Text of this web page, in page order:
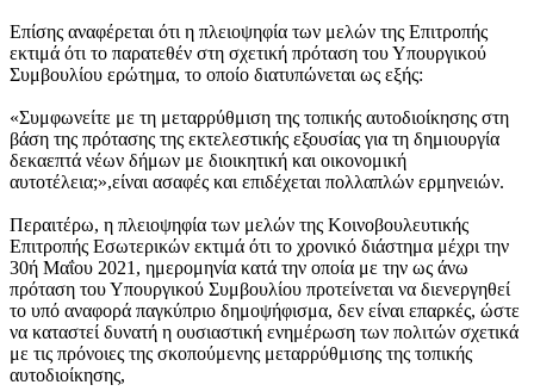
Επίσης αναφέρεται ότι η πλειοψηφία των μελών της Επιτροπής
εκτιμά ότι το παρατεθέν στη σχετική πρόταση του Υπουργικού
Συμβουλίου ερώτημα, το οποίο διατυπώνεται ως εξής:
«Συμφωνείτε με τη μεταρρύθμιση της τοπικής αυτοδιοίκησης στη
βάση της πρότασης της εκτελεστικής εξουσίας για τη δημιουργία
δεκαεπτά νέων δήμων με διοικητική και οικονομική
αυτοτέλεια;»,είναι ασαφές και επιδέχεται πολλαπλών ερμηνειών.
Περαιτέρω, η πλειοψηφία των μελών της Κοινοβουλευτικής
Επιτροπής Εσωτερικών εκτιμά ότι το χρονικό διάστημα μέχρι την
30ή Μαΐου 2021, ημερομηνία κατά την οποία με την ως άνω
πρόταση του Υπουργικού Συμβουλίου προτείνεται να διενεργηθεί
το υπό αναφορά παγκύπριο δημοψήφισμα, δεν είναι επαρκές, ώστε
να καταστεί δυνατή η ουσιαστική ενημέρωση των πολιτών σχετικά
με τις πρόνοιες της σκοπούμενης μεταρρύθμισης της τοπικής
αυτοδιοίκησης,